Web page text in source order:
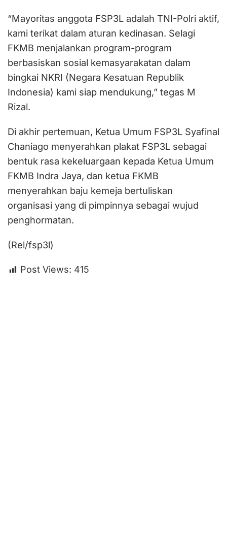
“Mayoritas anggota FSP3L adalah TNI-Polri aktif,
kami terikat dalam aturan kedinasan. Selagi
FKMB menjalankan program-program
berbasiskan sosial kemasyarakatan dalam
bingkai NKRI (Negara Kesatuan Republik
Indonesia) kami siap mendukung,” tegas M
Rizal.
Di akhir pertemuan, Ketua Umum FSP3L Syafinal
Chaniago menyerahkan plakat FSP3L sebagai
bentuk rasa kekeluargaan kepada Ketua Umum
FKMB Indra Jaya, dan ketua FKMB
menyerahkan baju kemeja bertuliskan
organisasi yang di pimpinnya sebagai wujud
penghormatan.
(Rel/fsp3l)
Post Views: 415